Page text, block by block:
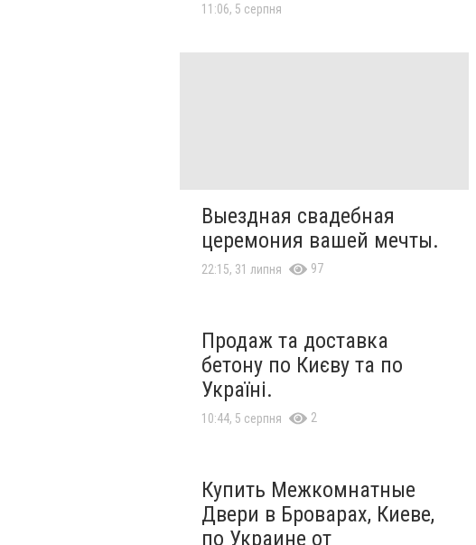
11:06, 5 серпня
Выездная свадебная
церемония вашей мечты.
22:15, 31 липня 97
Продаж та доставка
бетону по Києву та по
Україні.
10:44, 5 серпня 2
Купить Межкомнатные
Двери в Броварах, Киеве,
по Украине от